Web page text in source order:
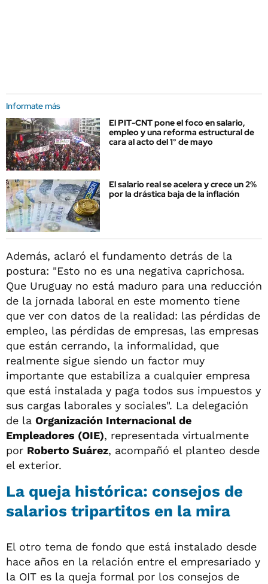
Informate más
El PIT-CNT pone el foco en salario,
empleo y una reforma estructural de
cara al acto del 1° de mayo
El salario real se acelera y crece un 2%
por la drástica baja de la inflación
Además, aclaró el fundamento detrás de la
postura: "Esto no es una negativa caprichosa.
Que Uruguay no está maduro para una reducción
de la jornada laboral en este momento tiene
que ver con datos de la realidad: las pérdidas de
empleo, las pérdidas de empresas, las empresas
que están cerrando, la informalidad, que
realmente sigue siendo un factor muy
importante que estabiliza a cualquier empresa
que está instalada y paga todos sus impuestos y
sus cargas laborales y sociales". La delegación
de la Organización Internacional de
Empleadores (OIE), representada virtualmente
por Roberto Suárez, acompañó el planteo desde
el exterior.
La queja histórica: consejos de
salarios tripartitos en la mira
El otro tema de fondo que está instalado desde
hace años en la relación entre el empresariado y
la OIT es la queja formal por los consejos de